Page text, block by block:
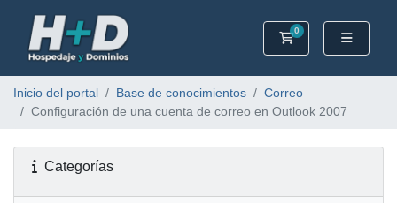
0
Carrito
Inicio del portal Base de conocimientos
Correo
Configuración de una cuenta de correo en Outlook 2007
Categorías